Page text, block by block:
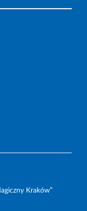
Kraków”